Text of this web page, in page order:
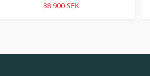
38 900 SEK